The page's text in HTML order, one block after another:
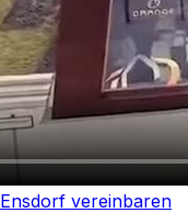
Ensdorf vereinbaren